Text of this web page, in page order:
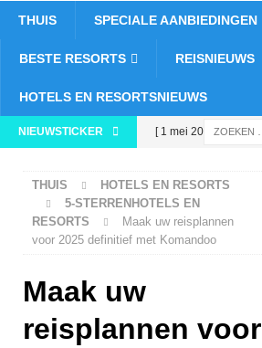
THUIS SPECIALE AANBIEDINGEN
BESTE RESORTS REISNIEUWS
HOTELS EN RESORTSNIEUWS
NIEUWSTICKER [ 1 mei 2026 ]
introduceert in mei
Rannamaari Dive
THUIS
HOTELS EN RESORTS
5-STERRENHOTELS EN
RESORTS
Maak uw reisplannen
voor 2025 definitief met Komandoo
Maak uw
reisplannen voor